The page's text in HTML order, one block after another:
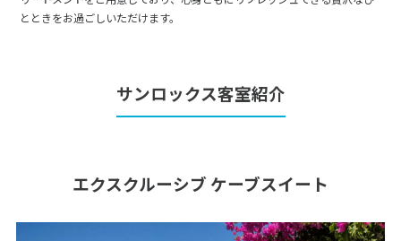
とときをお過ごしいただけます。
サンロックス客室紹介
エクスクルーシブ ケーブスイート